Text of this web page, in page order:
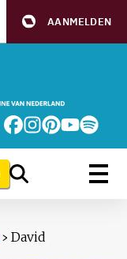
AANMELDEN
› David